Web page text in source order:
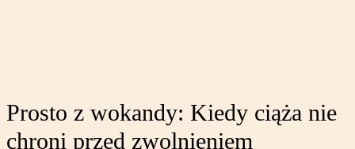
Prosto z wokandy: Kiedy ciąża nie
chroni przed zwolnieniem